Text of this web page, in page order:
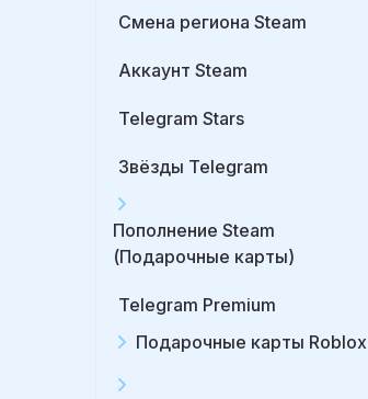
Cмена региона Steam
Аккаунт Steam
Telegram Stars
Звёзды Telegram
Пополнение Steam
(Подарочные карты)
Telegram Premium
Подарочные карты Roblox